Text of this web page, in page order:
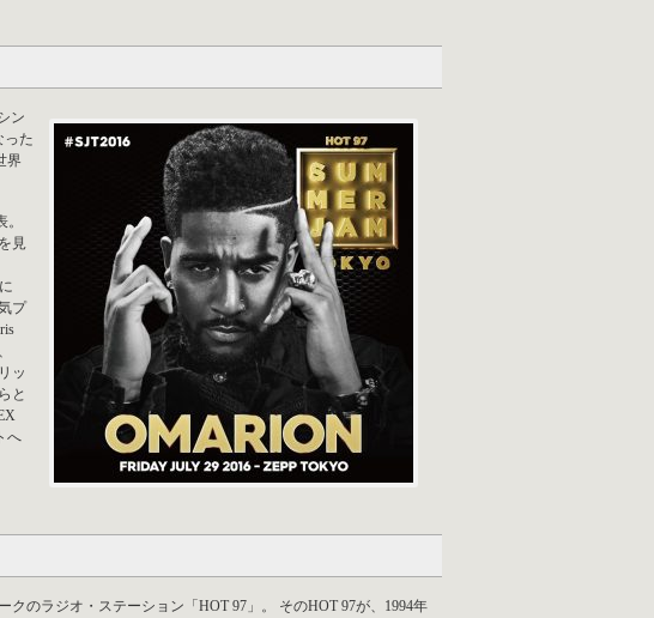
ン
った
界
見
プ
ッ
と
へ
のラジオ・ステーション「HOT 97」。 そのHOT 97が、1994年